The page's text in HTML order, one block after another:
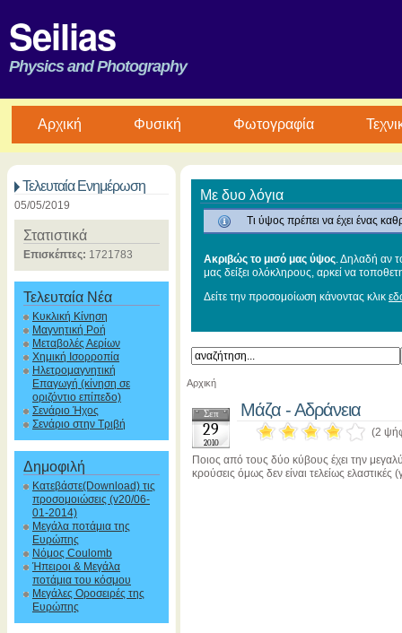
Seilias
Physics and Photography
Aρχική Φυσική Φωτογραφία
Τελευταία Ενημέρωση
05/05/2019
Στατιστικά
Επισκέπτες: 1721783
Τελευταία Νέα
Κυκλική Κίνηση
Μαγνητική Ροή
Μεταβολές Αερίων
Χημική Ισορροπία
Ηλετρομαγνητική
Επαγωγή (κίνηση σε
οριζόντιο επίπεδο)
Σενάριο Ήχος
Σενάριο στην Τριβή
Δημοφιλή
Κατεβάστε(Download) τις
προσομοιώσεις (v20/06-
01-2014)
Μεγάλα ποτάμια της
Ευρώπης
Νόμος Coulomb
Ήπειροι & Μεγάλα
ποτάμια του κόσμου
Μεγάλες Οροσειρές της
Ευρώπης
Με δυο λόγια
Τι ύψος πρέπει να έχει ένας
Ακριβώς το μισό μας ύψος. Δηλαδή αν
μας δείξει ολόκληρους, αρκεί να
Δείτε την προσομοίωση κάνοντας κλικ
Αρχική
Σεπ
29
2010
Μάζα - Αδράνεια
(2
Ποιος από τους δύο κύβους έχει την
κρούσεις όμως δεν είναι τελείως